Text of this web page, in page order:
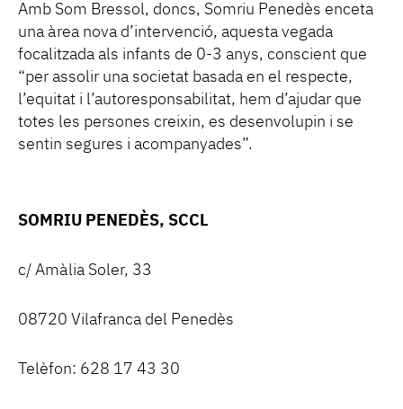
Amb Som Bressol, doncs, Somriu Penedès enceta
una àrea nova d’intervenció, aquesta vegada
focalitzada als infants de 0-3 anys, conscient que
“per assolir una societat basada en el respecte,
l’equitat i l’autoresponsabilitat, hem d’ajudar que
totes les persones creixin, es desenvolupin i se
sentin segures i acompanyades”.
SOMRIU PENEDÈS, SCCL
c/ Amàlia Soler, 33
08720 Vilafranca del Penedès
Telèfon: 628 17 43 30